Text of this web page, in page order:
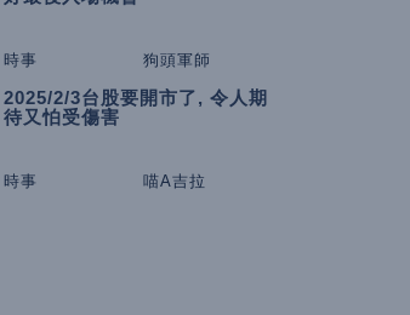
時事 狗頭軍師
2025/2/3台股要開市了, 令人期
待又怕受傷害
時事 喵A吉拉